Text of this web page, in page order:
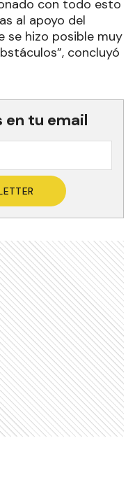
con todo esto
al apoyo del
se hizo posible muy
concluyó
en tu email